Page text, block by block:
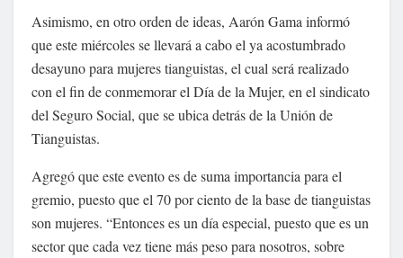
Asimismo, en otro orden de ideas, Aarón Gama informó
que este miércoles se llevará a cabo el ya acostumbrado
desayuno para mujeres tianguistas, el cual será realizado
con el fin de conmemorar el Día de la Mujer, en el sindicato
del Seguro Social, que se ubica detrás de la Unión de
Tianguistas.
Agregó que este evento es de suma importancia para el
gremio, puesto que el 70 por ciento de la base de tianguistas
son mujeres. “Entonces es un día especial, puesto que es un
sector que cada vez tiene más peso para nosotros, sobre